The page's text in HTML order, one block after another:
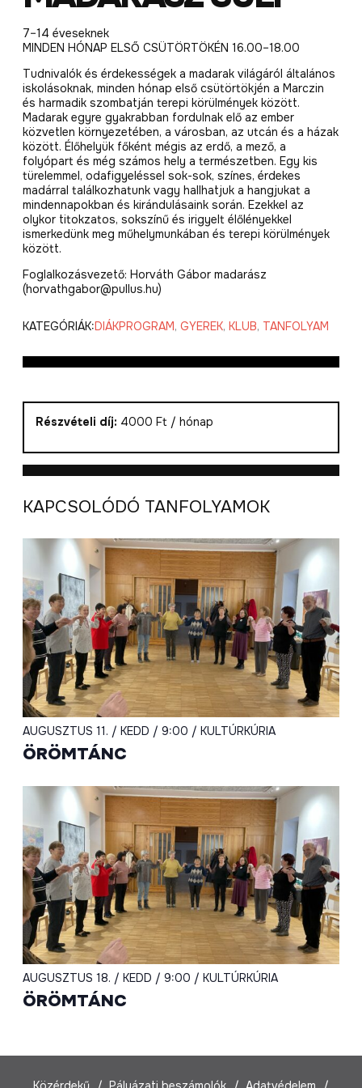
7–14 éveseknek
MINDEN HÓNAP ELSŐ CSÜTÖRTÖKÉN 16.00–18.00
Tudnivalók és érdekességek a madarak világáról általános
iskolásoknak, minden hónap első csütörtökjén a Marczin
és harmadik szombatján terepi körülmények között.
Madarak egyre gyakrabban fordulnak elő az ember
közvetlen környezetében, a városban, az utcán és a házak
között. Élőhelyük főként mégis az erdő, a mező, a
folyópart és még számos hely a természetben. Egy kis
türelemmel, odafigyeléssel sok-sok, színes, érdekes
madárral találkozhatunk vagy hallhatjuk a hangjukat a
mindennapokban és kirándulásaink során. Ezekkel az
olykor titokzatos, sokszínű és irigyelt élőlényekkel
ismerkedünk meg műhelymunkában és terepi körülmények
között.
Foglalkozásvezető: Horváth Gábor madarász
(horvathgabor@pullus.hu)
KATEGÓRIÁK:DIÁKPROGRAM, GYEREK, KLUB, TANFOLYAM
Részvételi díj: 4000 Ft / hónap
KAPCSOLÓDÓ TANFOLYAMOK
AUGUSZTUS 11. / KEDD / 9:00 / KULTÚRKÚRIA
ÖRÖMTÁNC
AUGUSZTUS 18. / KEDD / 9:00 / KULTÚRKÚRIA
ÖRÖMTÁNC